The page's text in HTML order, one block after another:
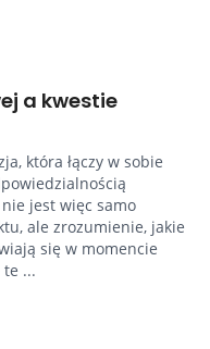
a kwestie
która łączy w sobie
jest więc samo
ale zrozumienie, jakie
się w momencie
...